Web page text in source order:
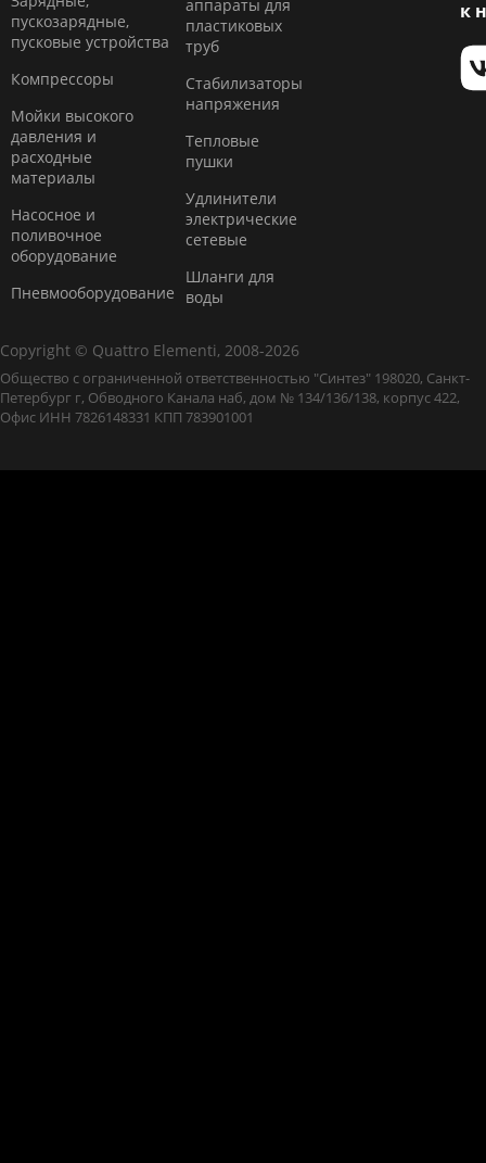
пускозарядные,
пусковые устройства
Компресcоры
Мойки высокого
давления и
расходные
материалы
Насосное и
поливочное
оборудование
Пневмооборудование
аппараты для
пластиковых
труб
Стабилизаторы
напряжения
Тепловые
пушки
Удлинители
электрические
сетевые
Шланги для
воды
к
Copyright © Quattro Elementi, 2008-2026
Общество с ограниченной ответственностью "Синтез" 198020, Санкт-
Петербург г, Обводного Канала наб, дом № 134/136/138, корпус 422,
Офис ИНН 7826148331 КПП 783901001